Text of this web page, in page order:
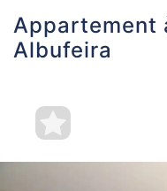
Favoris
nous
Contactez
Appartement
Albufeira